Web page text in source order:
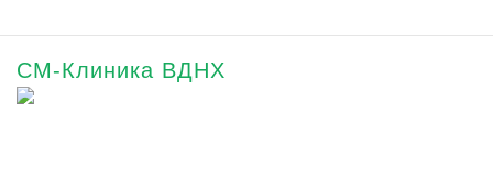
СМ-Клиника ВДНХ